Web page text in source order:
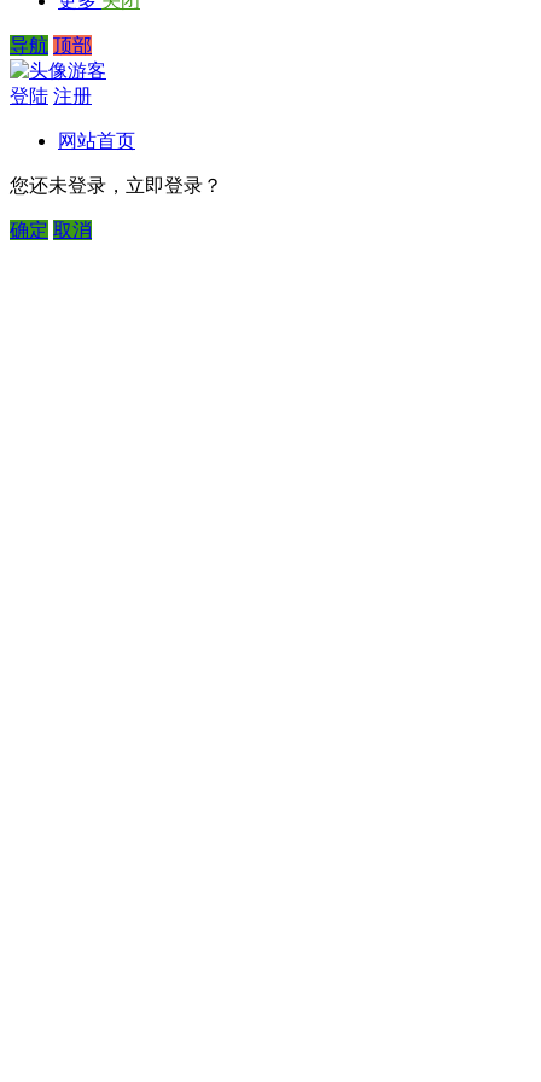
导航 顶部
游客
登陆 注册
网站首页
您还未登录，立即登录？
确定 取消